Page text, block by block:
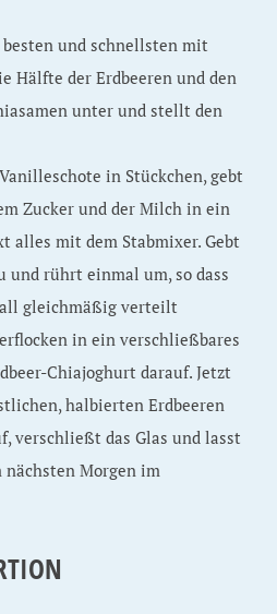
und schnellsten mit
Hälfte der Erdbeeren und den
unter und stellt den
in Stückchen, gebt
Zucker und der Milch in ein
alles mit dem Stabmixer. Gebt
und rührt einmal um, so dass
gleichmäßig verteilt
in ein verschließbares
Chiajoghurt darauf. Jetzt
halbierten Erdbeeren
verschließt das Glas und lasst
nächsten Morgen im